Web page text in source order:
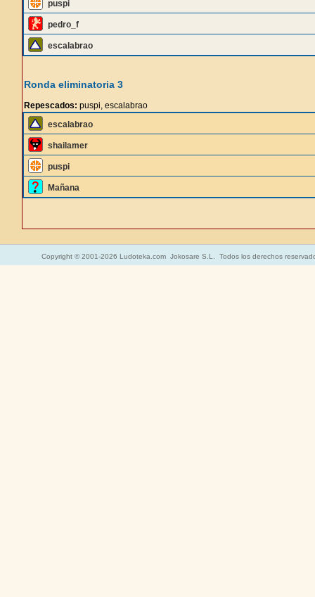
puspi
pedro_f
escalabrao
Ronda eliminatoria 3
Repescados: puspi, escalabrao
escalabrao
shailamer
puspi
Mañana
Copyright © 2001-2026 Ludoteka.com Jokosare S.L. Todos los derechos